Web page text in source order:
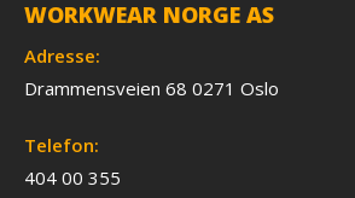
WORKWEAR NORGE AS
Adresse:
Drammensveien 68 0271 Oslo
Telefon:
404 00 355